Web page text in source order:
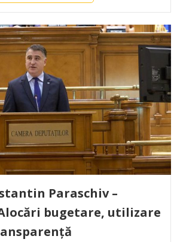
Paraschiv –
bugetare, utilizare